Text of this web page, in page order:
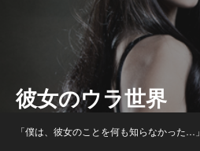
彼女のウラ世界
「僕は、彼女のことを何も知らなかった…」